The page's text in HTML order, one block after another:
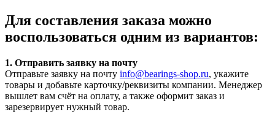
Для составления заказа можно
воспользоваться одним из вариантов:
1. Отправить заявку на почту
Отправьте заявку на почту info@bearings-shop.ru, укажите
товары и добавьте карточку/реквизиты компании. Менеджер
вышлет вам счёт на оплату, а также оформит заказ и
зарезервирует нужный товар.